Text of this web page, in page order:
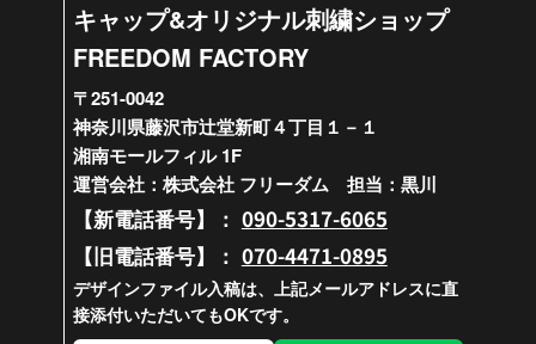
キャップ&オリジナル刺繍ショップ
FREEDOM FACTORY
〒251-0042
神奈川県藤沢市辻堂新町４丁目１－１
湘南モールフィル 1F
運営会社：株式会社 フリーダム 担当：黒川
【新電話番号】： 090-5317-6065
【旧電話番号】： 070-4471-0895
デザインファイル入稿は、上記メールアドレスに直
接添付いただいてもOKです。